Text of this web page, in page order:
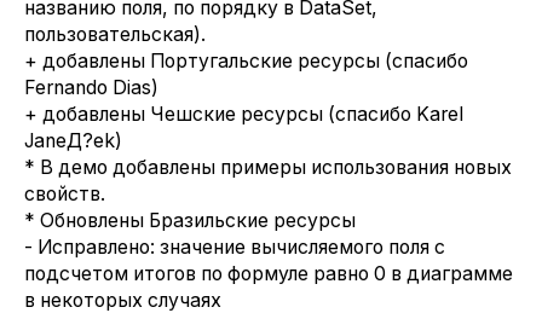
названию поля, по порядку в DataSet,
пользовательская).
+ добавлены Португальские ресурсы (спасибо
Fernando Dias)
+ добавлены Чешские ресурсы (спасибо Karel
JaneД?ek)
* В демо добавлены примеры использования новых
свойств.
* Обновлены Бразильские ресурсы
- Исправлено: значение вычисляемого поля с
подсчетом итогов по формуле равно 0 в диаграмме
в некоторых случаях